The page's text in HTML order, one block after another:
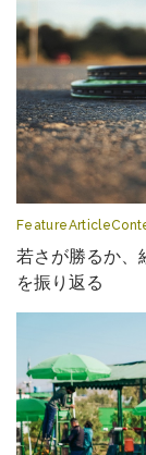
若さが勝るか
を振り返る